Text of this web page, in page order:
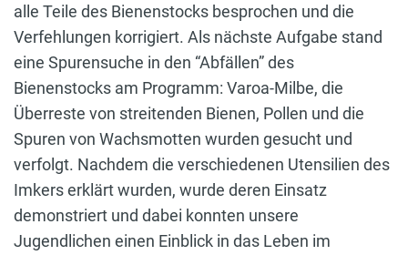
alle Teile des Bienenstocks besprochen und die
Verfehlungen korrigiert. Als nächste Aufgabe stand
eine Spurensuche in den “Abfällen” des
Bienenstocks am Programm: Varoa-Milbe, die
Überreste von streitenden Bienen, Pollen und die
Spuren von Wachsmotten wurden gesucht und
verfolgt. Nachdem die verschiedenen Utensilien des
Imkers erklärt wurden, wurde deren Einsatz
demonstriert und dabei konnten unsere
Jugendlichen einen Einblick in das Leben im